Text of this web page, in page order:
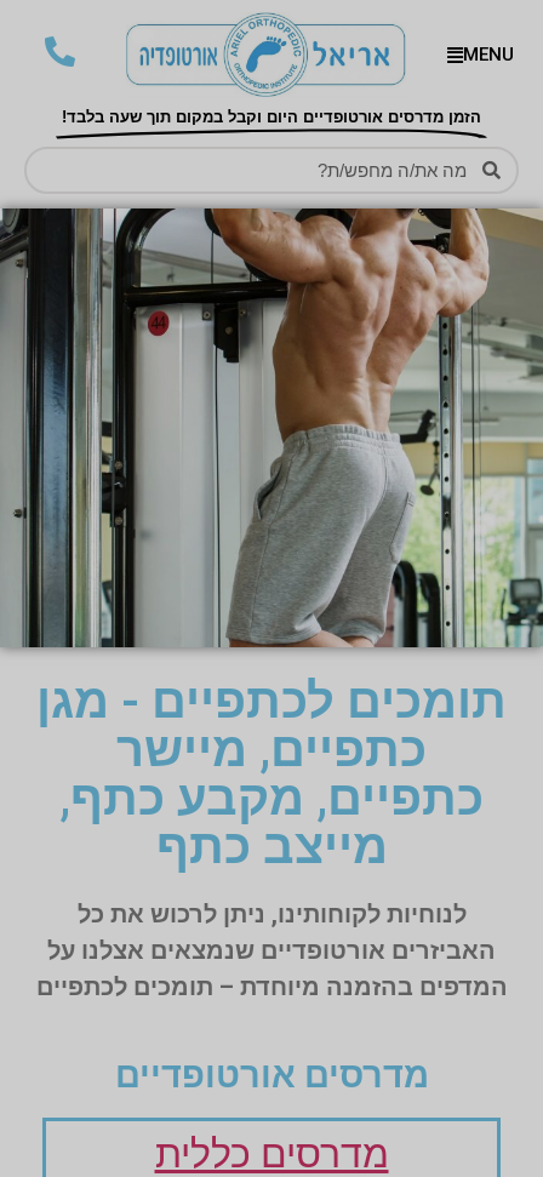
MENU
הזמן מדרסים אורטופדיים היום וקבל במקום תוך שעה בלבד!
תומכים לכתפיים - מגן
כתפיים, מיישר
כתפיים, מקבע כתף,
מייצב כתף
לנוחיות לקוחותינו, ניתן לרכוש את כל
האביזרים אורטופדיים שנמצאים אצלנו על
המדפים בהזמנה מיוחדת – תומכים לכתפיים
מדרסים אורטופדיים
מדרסים כללית